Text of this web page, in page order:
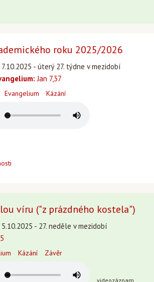
roku 2025/2026
- úterý 27. týdne v mezidobí
Jan 7,37
Evangelium Kázání
víru ("z prázdného kostela")
- 27. neděle v mezidobí
Kázání Závěr
videozáznam